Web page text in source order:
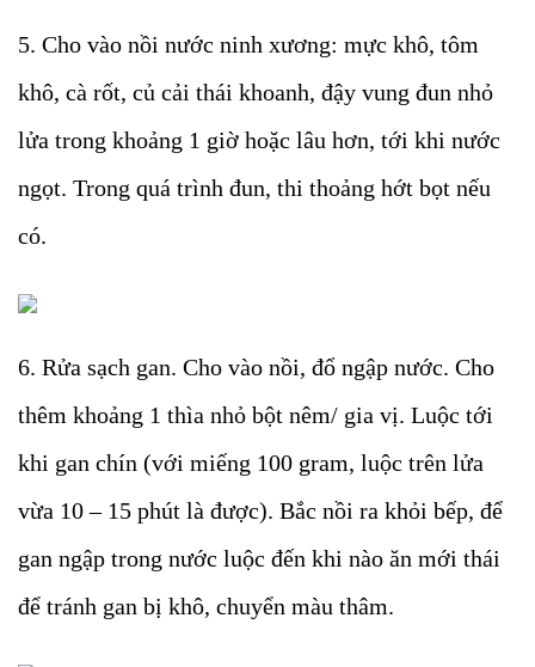
5. Cho vào nồi nước ninh xương: mực khô, tôm
khô, cà rốt, củ cải thái khoanh, đậy vung đun nhỏ
lửa trong khoảng 1 giờ hoặc lâu hơn, tới khi nước
ngọt. Trong quá trình đun, thi thoảng hớt bọt nếu
có.
6. Rửa sạch gan. Cho vào nồi, đổ ngập nước. Cho
thêm khoảng 1 thìa nhỏ bột nêm/ gia vị. Luộc tới
khi gan chín (với miếng 100 gram, luộc trên lửa
vừa 10 – 15 phút là được). Bắc nồi ra khỏi bếp, để
gan ngập trong nước luộc đến khi nào ăn mới thái
để tránh gan bị khô, chuyển màu thâm.